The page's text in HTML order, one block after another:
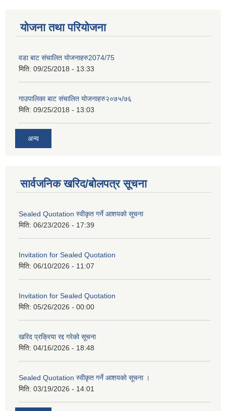
योजना तथा परियोजना
वडा बाट संचालित योजनाहरु2074/75
मिति: 09/25/2018 - 13:33
गाउपालिका बाट संचालित योजनाहरु२०७५/७६
मिति: 09/25/2018 - 13:03
अन्य
सार्वजनिक खरिद/बोलपत्र सूचना
Sealed Quotation स्वीकृत गर्ने आशयको सूचना
मिति: 06/23/2026 - 17:39
Invitation for Sealed Quotation
मिति: 06/10/2026 - 11:07
Invitation for Sealed Quotation
मिति: 05/26/2026 - 00:00
खरिद प्रक्रिया रद्द गरेको सूचना
मिति: 04/16/2026 - 18:48
Sealed Quotation स्वीकृत गर्ने आशयको सूचना ।
मिति: 03/19/2026 - 14:01